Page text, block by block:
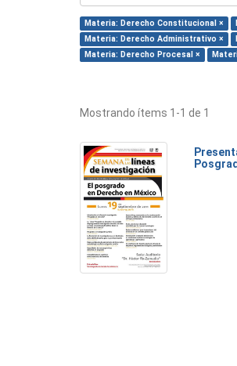
Materia: Derecho Constitucional ×
Materia: Derecho Administrativo ×
Materia: Derecho Procesal ×
Mostrando ítems 1-1 de 1